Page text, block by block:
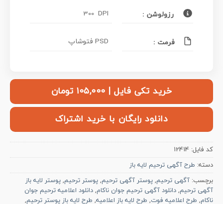
رزولوشن : 300 DPI
فرمت : PSD فتوشاپ
خرید تکی فایل | ۱۰۵,۰۰۰ تومان
دانلود رایگان با خرید اشتراک
کد فایل: 12414
دسته: طرح آگهی ترحیم لایه باز
برچسب: آگهی ترحیم, پوستر آگهی ترحیم, پوستر ترحیم, پوستر لایه باز
آگهی ترحیم, دانلود آگهی ترحیم جوان ناکام, دانلود اعلامیه ترحیم جوان
ناکام, طرح اعلامیه فوت, طرح لایه باز اعلامیه, طرح لایه باز پوستر ترحیم,